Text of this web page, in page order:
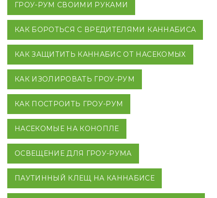
ГРОУ-РУМ СВОИМИ РУКАМИ
КАК БОРОТЬСЯ С ВРЕДИТЕЛЯМИ КАННАБИСА
КАК ЗАЩИТИТЬ КАННАБИС ОТ НАСЕКОМЫХ
КАК ИЗОЛИРОВАТЬ ГРОУ-РУМ
КАК ПОСТРОИТЬ ГРОУ-РУМ
НАСЕКОМЫЕ НА КОНОПЛЕ
ОСВЕЩЕНИЕ ДЛЯ ГРОУ-РУМА
ПАУТИННЫЙ КЛЕЩ НА КАННАБИСЕ